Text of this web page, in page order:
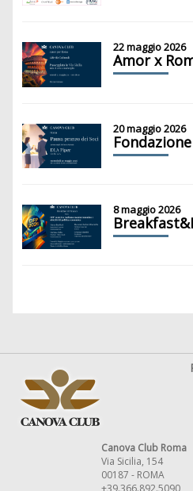
22 maggio 2026
Amor x
20 maggio 2026
8 maggio 2026
Canova Club Roma
Via Sicilia, 154
00187 - ROMA
+39.366.892.5090